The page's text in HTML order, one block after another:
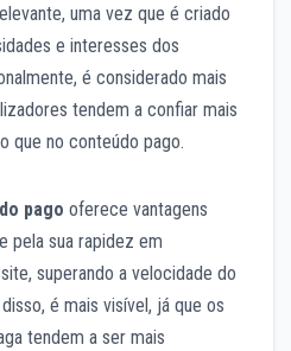
uma vez que é criado
e interesses dos
é considerado mais
tendem a confiar mais
que no conteúdo pago.
pago oferece vantagens
pela sua rapidez em
superando a velocidade do
é mais visível, já que os
tendem a ser mais